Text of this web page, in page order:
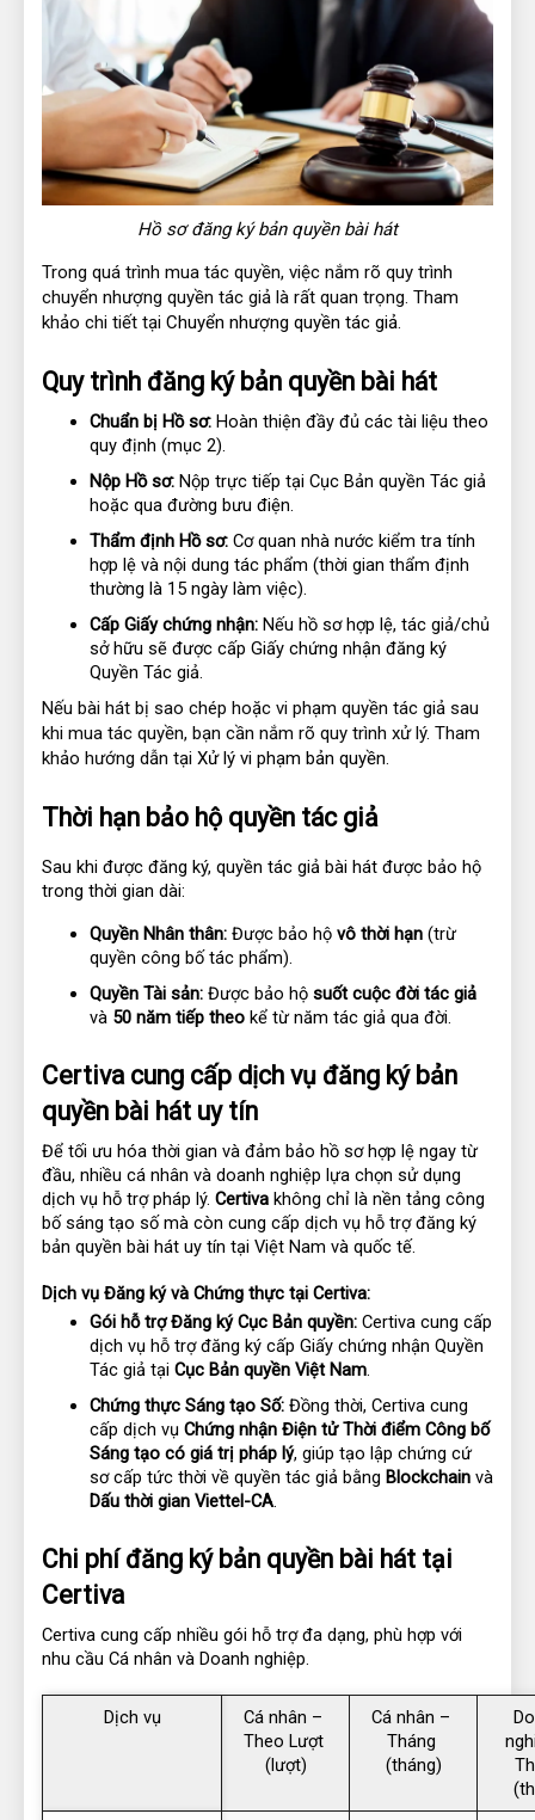
Hồ sơ đăng ký bản quyền bài hát
Trong quá trình mua tác quyền, việc nắm rõ quy trình
chuyển nhượng quyền tác giả là rất quan trọng. Tham
khảo chi tiết tại Chuyển nhượng quyền tác giả.
Quy trình đăng ký bản quyền bài hát
Chuẩn bị Hồ sơ: Hoàn thiện đầy đủ các tài liệu theo
quy định (mục 2).
Nộp Hồ sơ: Nộp trực tiếp tại Cục Bản quyền Tác giả
hoặc qua đường bưu điện.
Thẩm định Hồ sơ: Cơ quan nhà nước kiểm tra tính
hợp lệ và nội dung tác phẩm (thời gian thẩm định
thường là 15 ngày làm việc).
Cấp Giấy chứng nhận: Nếu hồ sơ hợp lệ, tác giả/chủ
sở hữu sẽ được cấp Giấy chứng nhận đăng ký
Quyền Tác giả.
Nếu bài hát bị sao chép hoặc vi phạm quyền tác giả sau
khi mua tác quyền, bạn cần nắm rõ quy trình xử lý. Tham
khảo hướng dẫn tại Xử lý vi phạm bản quyền.
Thời hạn bảo hộ quyền tác giả
Sau khi được đăng ký, quyền tác giả bài hát được bảo hộ
trong thời gian dài:
Quyền Nhân thân: Được bảo hộ vô thời hạn (trừ
quyền công bố tác phẩm).
Quyền Tài sản: Được bảo hộ suốt cuộc đời tác giả
và 50 năm tiếp theo kể từ năm tác giả qua đời.
Certiva cung cấp dịch vụ đăng ký bản
quyền bài hát uy tín
Để tối ưu hóa thời gian và đảm bảo hồ sơ hợp lệ ngay từ
đầu, nhiều cá nhân và doanh nghiệp lựa chọn sử dụng
dịch vụ hỗ trợ pháp lý. Certiva không chỉ là nền tảng công
bố sáng tạo số mà còn cung cấp dịch vụ hỗ trợ đăng ký
bản quyền bài hát uy tín tại Việt Nam và quốc tế.
Dịch vụ Đăng ký và Chứng thực tại Certiva:
Gói hỗ trợ Đăng ký Cục Bản quyền: Certiva cung cấp
dịch vụ hỗ trợ đăng ký cấp Giấy chứng nhận Quyền
Tác giả tại Cục Bản quyền Việt Nam.
Chứng thực Sáng tạo Số: Đồng thời, Certiva cung
cấp dịch vụ Chứng nhận Điện tử Thời điểm Công bố
Sáng tạo có giá trị pháp lý, giúp tạo lập chứng cứ
sơ cấp tức thời về quyền tác giả bằng Blockchain
Dấu thời gian Viettel-CA.
Chi phí đăng ký bản quyền bài hát tại
Certiva
Certiva cung cấp nhiều gói hỗ trợ đa dạng, phù hợp với
nhu cầu Cá nhân và Doanh nghiệp.
Dịch vụ
Cá nhân –
Theo Lượt
(lượt)
Cá nhân –
Tháng
(tháng)